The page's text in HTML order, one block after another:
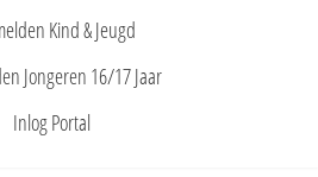
Kind & Jeugd
Jongeren 16/17 Jaar
Inlog Portal